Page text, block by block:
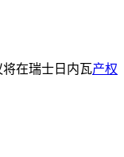
在瑞士日内瓦产权